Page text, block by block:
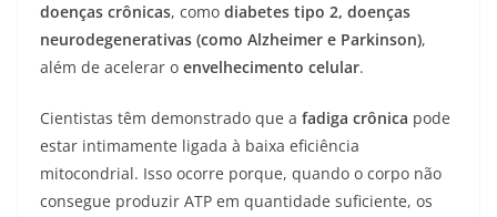
doenças crônicas, como diabetes tipo 2, doenças
neurodegenerativas (como Alzheimer e Parkinson),
além de acelerar o envelhecimento celular.
Cientistas têm demonstrado que a fadiga crônica pode
estar intimamente ligada à baixa eficiência
mitocondrial. Isso ocorre porque, quando o corpo não
consegue produzir ATP em quantidade suficiente, os